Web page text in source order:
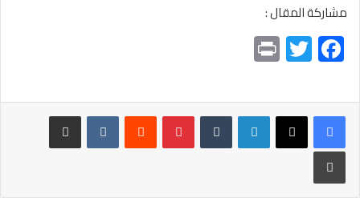
مشاركة المقال :
F
ac
e
b
o
ok
T
wi
tt
er
t
لينكدإن بينتيريست
مشاركة عبر البريد
طباعة